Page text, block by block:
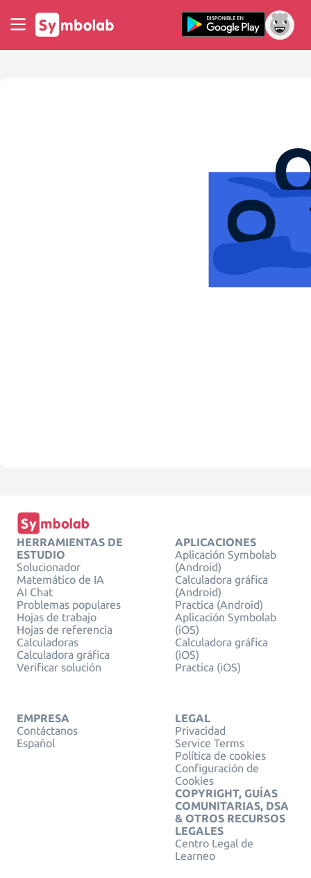
HERRAMIENTAS DE
ESTUDIO
Solucionador
Matemático de IA
AI Chat
Problemas populares
Hojas de trabajo
Hojas de referencia
Calculadoras
Calculadora gráfica
Verificar solución
APLICACIONES
Aplicación Symbolab
(Android)
Calculadora gráfica
(Android)
Practica (Android)
Aplicación Symbolab
(iOS)
Calculadora gráfica
(iOS)
Practica (iOS)
EMPRESA
Contáctanos
Español
LEGAL
Privacidad
Service Terms
Política de cookies
Configuración de
Cookies
COPYRIGHT, GUÍAS
COMUNITARIAS, DSA
& OTROS RECURSOS
LEGALES
Centro Legal de
Learneo